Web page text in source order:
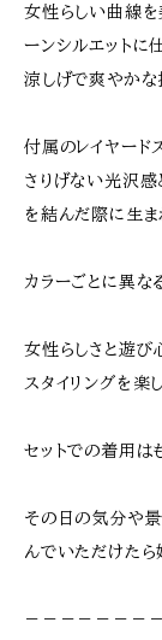
女性らしい曲線を
ーンシルエットに
涼しげで爽やかな
付属のレイヤード
さりげない光沢感
を結んだ際に生ま
カラーごとに異な
女性らしさと遊び
スタイリングを楽
セットでの着用は
その日の気分や
んでいただけたら
－－－－－－－